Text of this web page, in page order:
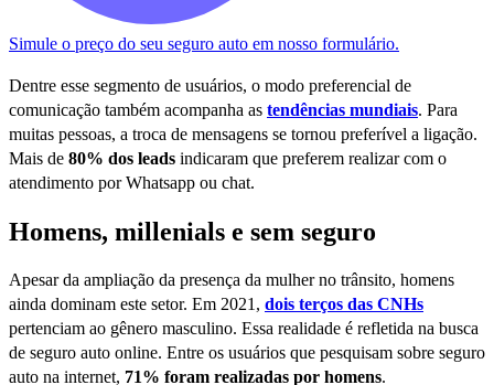
Simule o preço do seu seguro auto em nosso formulário.
Dentre esse segmento de usuários, o modo preferencial de
comunicação também acompanha as tendências mundiais. Para
muitas pessoas, a troca de mensagens se tornou preferível a ligação.
Mais de 80% dos leads indicaram que preferem realizar com o
atendimento por Whatsapp ou chat.
Homens, millenials e sem seguro
Apesar da ampliação da presença da mulher no trânsito, homens
ainda dominam este setor. Em 2021, dois terços das CNHs
pertenciam ao gênero masculino. Essa realidade é refletida na busca
de seguro auto online. Entre os usuários que pesquisam sobre seguro
auto na internet, 71% foram realizadas por homens.